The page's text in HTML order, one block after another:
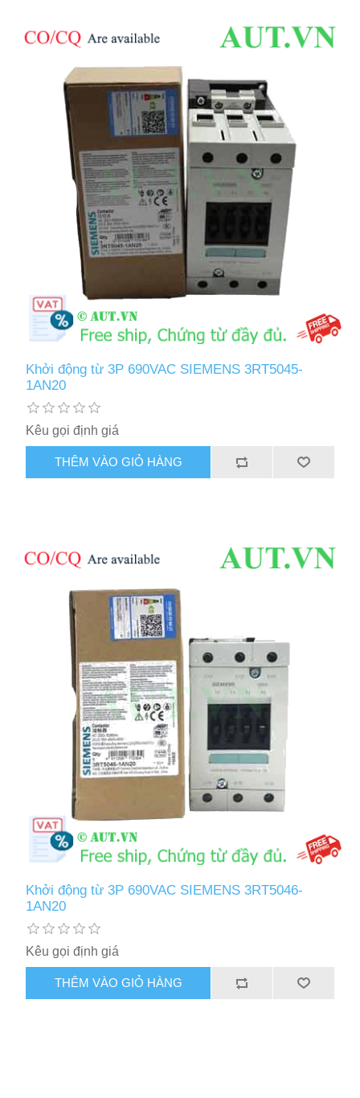
Khởi động từ 3P 690VAC SIEMENS 3RT5045-
1AN20
Kêu gọi định giá
THÊM VÀO GIỎ HÀNG
Khởi động từ 3P 690VAC SIEMENS 3RT5046-
1AN20
Kêu gọi định giá
THÊM VÀO GIỎ HÀNG